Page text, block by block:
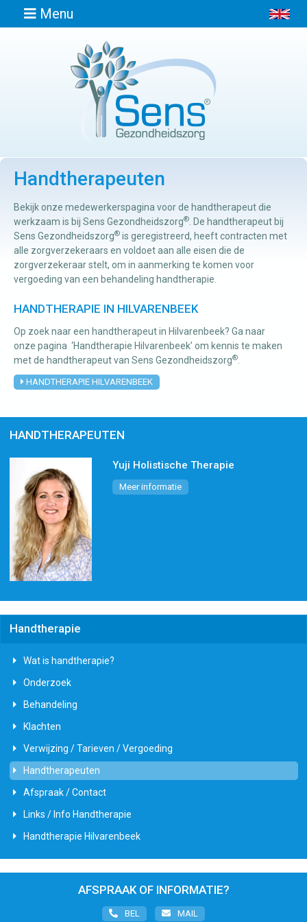
Menu
Afspraak
Locaties
Contact
Osteopathie
Manuele
therapie
Fysiotherapie
Handtherapeuten
Bekijk onze medewerkerspagina voor de handtherapeut die
werkzaam is bij Sens Gezondheidszorg®
. De handtherapeut bij
Sens Gezondheidszorg® is geregistreerd, heeft contracten met
alle zorgverzekeraars en voldoet aan alle eisen die de
zorgverzekeraar stelt, om in aanmerking te komen voor
vergoeding van een behandeling handtherapie.
HANDTHERAPIE IN HILVARENBEEK
Op zoek naar een handtherapeut in Hilvarenbeek? Ga naar
onze pagina ‘Handtherapie Hilvarenbeek’ om kennis te maken
met de handtherapeut van Sens Gezondheidszorg®
HANDTHERAPIE HILVARENBEEK
HANDTHERAPEUTEN
Yuji Holistische Therapie
Meer informatie
Handtherapie
Wat is handtherapie?
Onderzoek
Behandeling
Klachten
Verwijzing / Tarieven / Vergoeding
Handtherapeuten
Afspraak / Contact
Links / Info Handtherapie
Handtherapie Hilvarenbeek
AFSPRAAK OF INFORMATIE?
BEL MAIL